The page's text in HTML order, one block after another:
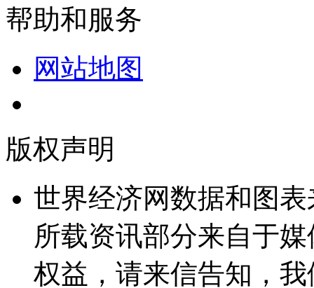
帮助和服务
网站地图
版权声明
世界经济网数据和图
所载资讯部分来自于
权益，请来信告知，